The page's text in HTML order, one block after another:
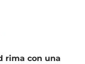
rima con una